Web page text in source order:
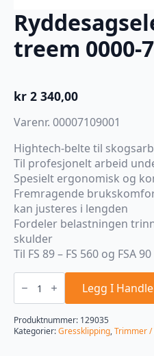
treem 0000-
kr 2 340,00
Varenr. 00007109001
Hightech-belte til
Til profesjonelt arbeid
Spesielt ergonomisk og
Fremragende
kan justeres i lengden
Fordeler belastningen
skulder
Til FS 89 – FS 560 og FSA 90
Ryddesagsele
advance
treem
0000-
710-
9001
Legg I
Produktnummer: 129035
Kategorier:Gressklipping,Trimmer